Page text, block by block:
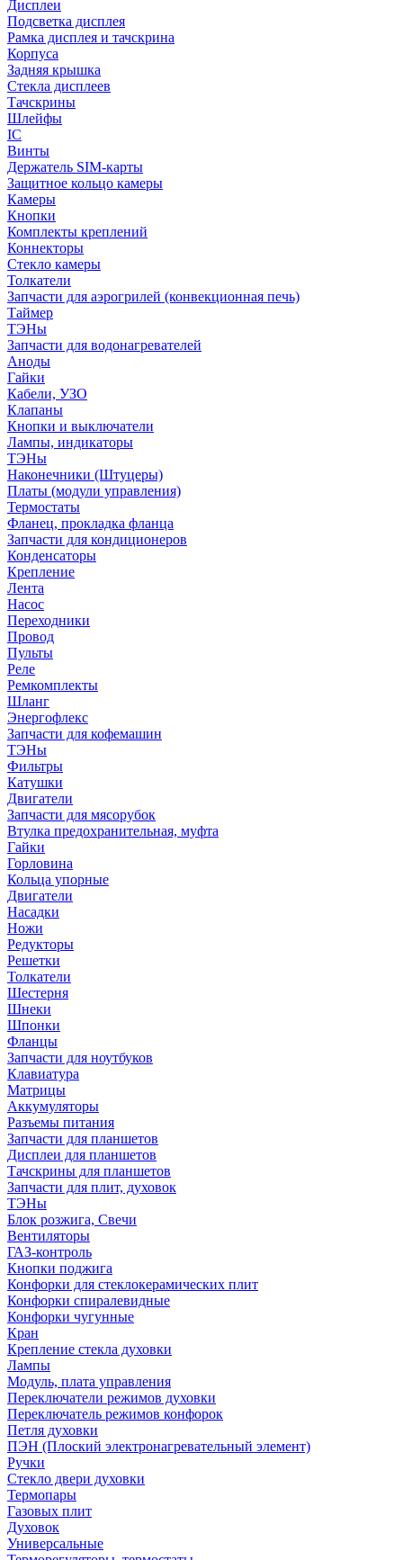
Дисплеи
Подсветка дисплея
Рамка дисплея и тачскрина
Корпуса
Задняя крышка
Стекла дисплеев
Тачскрины
Шлейфы
IC
Винты
Держатель SIM-карты
Защитное кольцо камеры
Камеры
Кнопки
Комплекты креплений
Коннекторы
Стекло камеры
Толкатели
Запчасти для аэрогрилей (конвекционная печь)
Таймер
ТЭНы
Запчасти для водонагревателей
Аноды
Гайки
Кабели, УЗО
Клапаны
Кнопки и выключатели
Лампы, индикаторы
ТЭНы
Наконечники (Штуцеры)
Платы (модули управления)
Термостаты
Фланец, прокладка фланца
Запчасти для кондиционеров
Конденсаторы
Крепление
Лента
Насос
Переходники
Провод
Пульты
Реле
Ремкомплекты
Шланг
Энергофлекс
Запчасти для кофемашин
ТЭНы
Фильтры
Катушки
Двигатели
Запчасти для мясорубок
Втулка предохранительная, муфта
Гайки
Горловина
Кольца упорные
Двигатели
Насадки
Ножи
Редукторы
Решетки
Толкатели
Шестерня
Шнеки
Шпонки
Фланцы
Запчасти для ноутбуков
Клавиатура
Матрицы
Аккумуляторы
Разъемы питания
Запчасти для планшетов
Дисплеи для планшетов
Тачскрины для планшетов
Запчасти для плит, духовок
ТЭНы
Блок розжига, Свечи
Вентиляторы
ГАЗ-контроль
Кнопки поджига
Конфорки для стеклокерамических плит
Конфорки спиралевидные
Конфорки чугунные
Кран
Крепление стекла духовки
Лампы
Модуль, плата управления
Переключатели режимов духовки
Переключатель режимов конфорок
Петля духовки
ПЭН (Плоский электронагревательный элемент)
Ручки
Стекло двери духовки
Термопары
Газовых плит
Духовок
Универсальные